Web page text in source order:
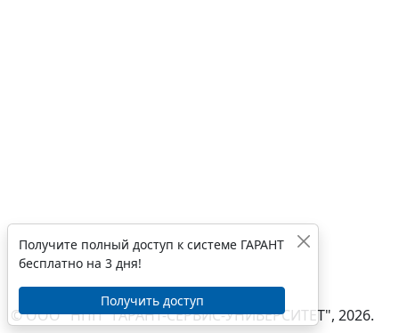
© ООО "НПП "ГАРАНТ-СЕРВИС-УНИВЕРСИТЕТ", 2026.
Получите полный доступ к системе ГАРАНТ
бесплатно на 3 дня!
Получить доступ